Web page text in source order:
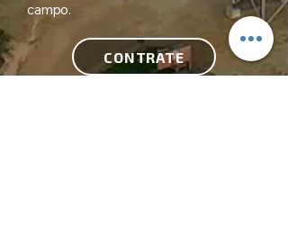
campo.
CONTRATE